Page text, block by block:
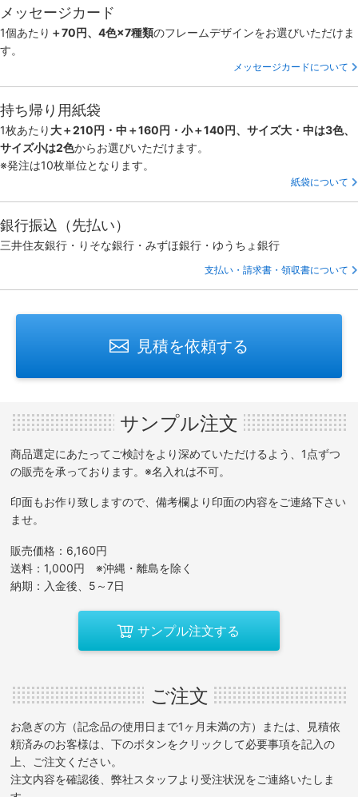
メッセージカード
1個あたり ＋70円、4色×7種類のフレームデザインをお選びいただけま
す。
メッセージカードについて
持ち帰り用紙袋
1枚あたり 大＋210円・中＋160円・小＋140円、サイズ大・中は3色、
サイズ小は2色からお選びいただけます。
※発注は10枚単位となります。
紙袋について
銀行振込（先払い）
三井住友銀行・りそな銀行・みずほ銀行・ゆうちょ銀行
支払い・請求書・領収書について
見積を依頼する
サンプル注文
商品選定にあたってご検討をより深めていただけるよう、1点ずつ
の販売を承っております。※名入れは不可。
印面もお作り致しますので、備考欄より印面の内容をご連絡下さい
ませ。
販売価格：6,160円
送料：1,000円 ※沖縄・離島を除く
納期：入金後、5～7日
サンプル注文する
ご注文
お急ぎの方（記念品の使用日まで1ヶ月未満の方）または、見積依
頼済みのお客様は、下のボタンをクリックして必要事項を記入の
上、ご注文ください。
注文内容を確認後、弊社スタッフより受注状況をご連絡いたしま